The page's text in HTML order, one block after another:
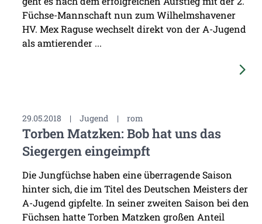
Füchse-Mannschaft nun zum Wilhelmshavener
HV. Mex Raguse wechselt direkt von der A-Jugend
als amtierender ...
29.05.2018 | Jugend | rom
Torben Matzken: Bob hat uns das
Siegergen eingeimpft
Die Jungfüchse haben eine überragende Saison
hinter sich, die im Titel des Deutschen Meisters der
A-Jugend gipfelte. In seiner zweiten Saison bei den
Füchsen hatte Torben Matzken großen Anteil